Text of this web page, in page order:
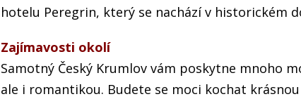
hotelu Peregrin, který se nachází v historickém
Zajímavosti okolí
Samotný Český Krumlov vám poskytne mnoho
ale i romantikou. Budete se moci kochat